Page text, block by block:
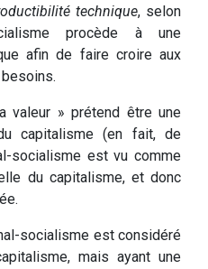
technique, selon
procède à une
afin de faire croire aux
valeur » prétend être une
capitalisme (en fait, de
socialisme est vu comme
du capitalisme, et donc
socialisme est considéré
mais ayant une